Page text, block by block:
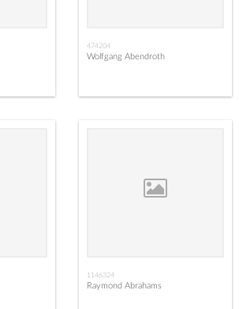
474204
Wolfgang Abendroth
1146324
Raymond Abrahams